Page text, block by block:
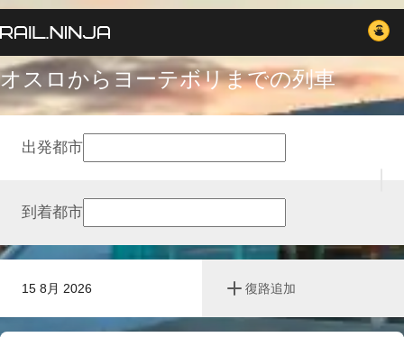
オスロからヨーテボリまでの列車
15 8月 2026 復路追加
出発都市
到着都市